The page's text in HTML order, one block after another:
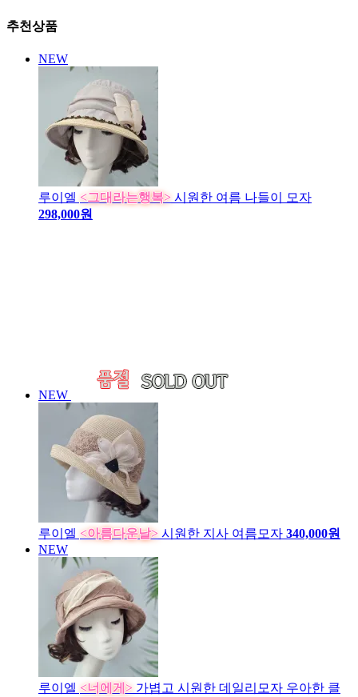
추천상품
NEW
루이엘 <그대라는행복> 시원한 여름 나들이 모자
298,000원
NEW
루이엘 <아름다운날> 시원한 지사 여름모자 340,000원
NEW
루이엘 <너에게> 가볍고 시원한 데일리모자 우아한 클